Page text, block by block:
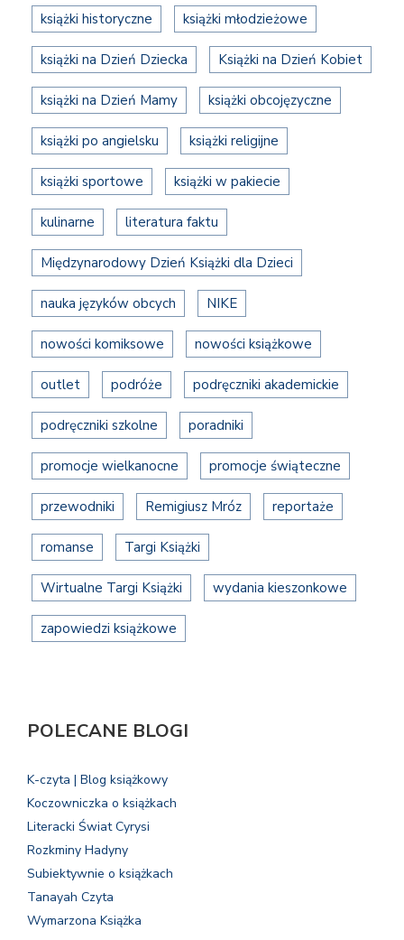
książki historyczne książki młodzieżowe
książki na Dzień Dziecka Książki na Dzień Kobiet
książki na Dzień Mamy książki obcojęzyczne
książki po angielsku książki religijne
książki sportowe książki w pakiecie
kulinarne literatura faktu
Międzynarodowy Dzień Książki dla Dzieci
nauka języków obcych NIKE
nowości komiksowe nowości książkowe
outlet podróże podręczniki akademickie
podręczniki szkolne poradniki
promocje wielkanocne promocje świąteczne
przewodniki Remigiusz Mróz reportaże
romanse Targi Książki
Wirtualne Targi Książki wydania kieszonkowe
zapowiedzi książkowe
POLECANE BLOGI
K-czyta | Blog książkowy
Koczowniczka o książkach
Literacki Świat Cyrysi
Rozkminy Hadyny
Subiektywnie o książkach
Tanayah Czyta
Wymarzona Książka